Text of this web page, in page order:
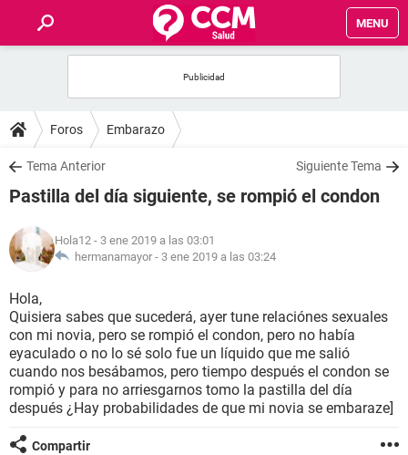
MENU
FOROS
SALUD
NUTRICIÓN
BIENESTAR
SEXUALIDAD
GLOSARIO
Foros Embarazo
Tema Anterior Siguiente Tema
Pastilla del día siguiente, se rompió el condon
Hola12 - 3 ene 2019 a las 03:01
hermanamayor - 3 ene 2019 a las 03:24
Hola,
Quisiera sabes que sucederá, ayer tune relaciónes sexuales
con mi novia, pero se rompió el condon, pero no había
eyaculado o no lo sé solo fue un líquido que me salió
cuando nos besábamos, pero tiempo después el condon se
rompió y para no arriesgarnos tomo la pastilla del día
después ¿Hay probabilidades de que mi novia se embaraze]
Compartir